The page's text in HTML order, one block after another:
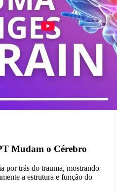
Mudam o Cérebro
por trás do trauma, mostrando
a estrutura e função do